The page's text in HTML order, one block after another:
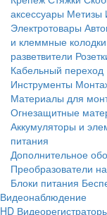
аксессуары Метизы
Электротовары
и клеммные колодки
разветвители
Кабельный переход
Инструменты
Материалы для
Огнезащитные
Аккумуляторы и
питания
Дополнительное
Преобразователи
Блоки питания
Видеонаблюдение
HD